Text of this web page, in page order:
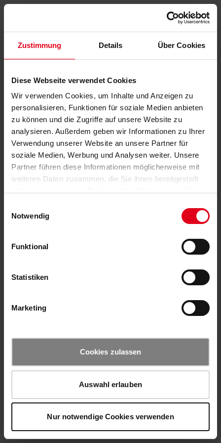
Zustimmung Details Über Cookies
Diese Webseite verwendet Cookies
Wir verwenden Cookies, um Inhalte und Anzeigen zu
personalisieren, Funktionen für soziale Medien anbieten
zu können und die Zugriffe auf unsere Website zu
analysieren. Außerdem geben wir Informationen zu Ihrer
Verwendung unserer Website an unsere Partner für
soziale Medien, Werbung und Analysen weiter. Unsere
Partner führen diese Informationen möglicherweise mit
weiteren Daten zusammen, die Sie ihnen bereitgestellt
Notwendig
Funktional
Statistiken
Marketing
Cookies zulassen
Auswahl erlauben
Nur notwendige Cookies verwenden